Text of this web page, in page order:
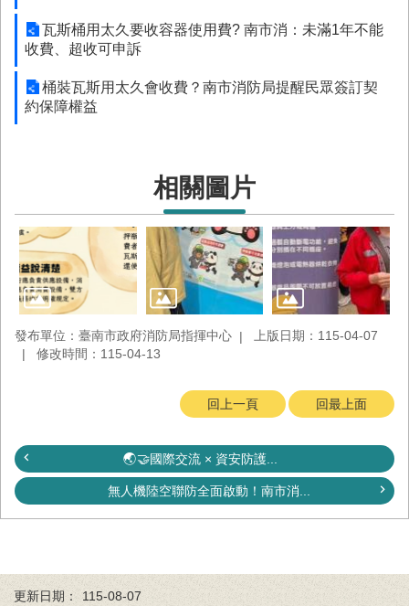
回
臺
南
市
政
府
網
回
首
頁
臺
南
政
府
臉
書
專
關
位
瓦斯桶用太久要收容器使用費? 南市消：未滿1年不能
收費、超收可申訴
桶裝瓦斯用太久會收費？南市消防局提醒民眾簽訂契
約保障權益
相關圖片
發布單位：臺南市政府消防局指揮中心
上版日期：115-04-07
修改時間：115-04-13
回上一頁 回最上面
🌏🤝國際交流 × 資安防護...
無人機陸空聯防全面啟動！南市消...
更新日期： 115-08-07